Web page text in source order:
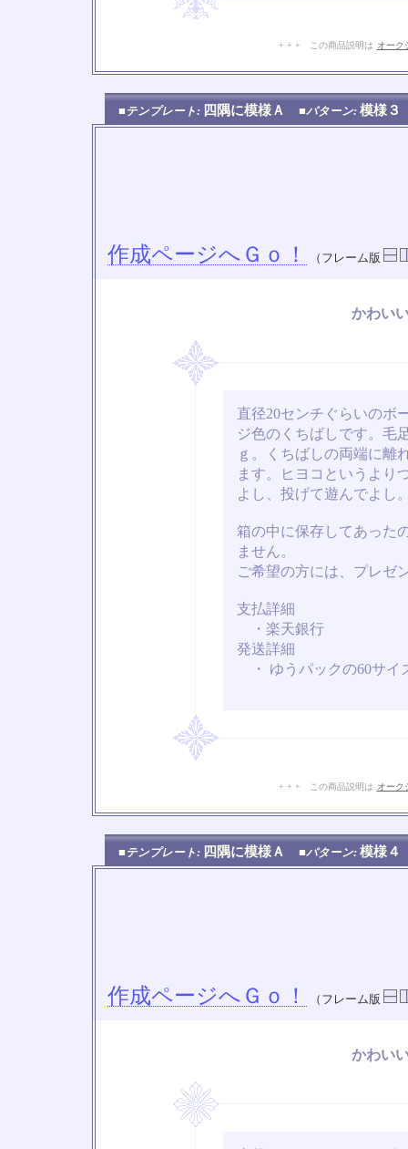
+ + + この商品説明は オーク
■テンプレート: 四隅に模様Ａ ■パターン: 模様
作成ページへＧｏ！ （フレーム版
かわい
直径20センチぐらいのボ
ジ色のくちばしです。毛
ｇ。くちばしの両端に離
ます。ヒヨコというより
よし、投げて遊んでよし
箱の中に保存してあった
ません。
ご希望の方には、プレゼ
支払詳細
・楽天銀行
発送詳細
・ ゆうパックの60サイ
+ + + この商品説明は オーク
■テンプレート: 四隅に模様Ａ ■パターン: 模様
作成ページへＧｏ！ （フレーム版
かわい